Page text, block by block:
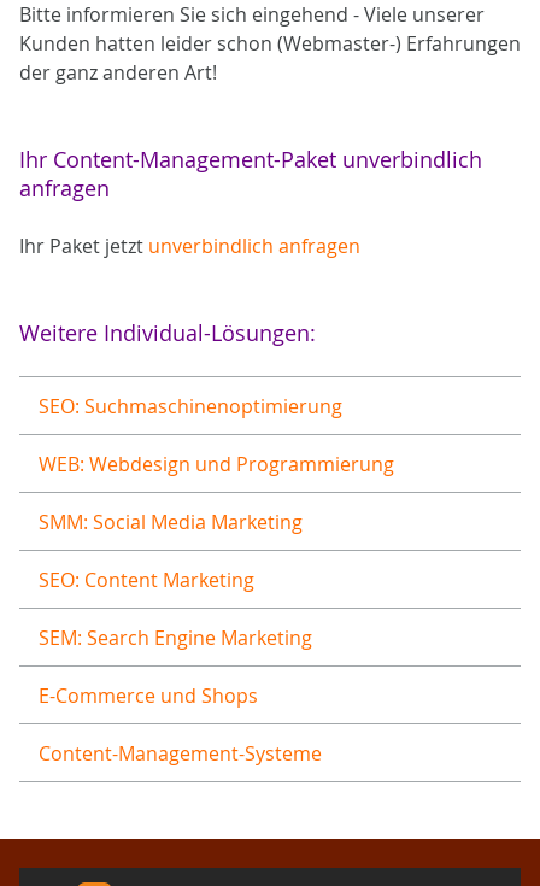
Bitte informieren Sie sich eingehend - Viele unserer
Kunden hatten leider schon (Webmaster-) Erfahrungen
der ganz anderen Art!
Ihr Content-Management-Paket unverbindlich
anfragen
Ihr Paket jetzt unverbindlich anfragen
Weitere Individual-Lösungen:
SEO: Suchmaschinenoptimierung
WEB: Webdesign und Programmierung
SMM: Social Media Marketing
SEO: Content Marketing
SEM: Search Engine Marketing
E-Commerce und Shops
Content-Management-Systeme